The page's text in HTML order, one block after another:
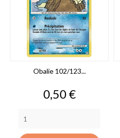
Obalie 102/123...
Prix
0,50 €